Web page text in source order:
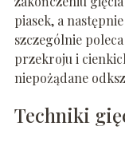
piasek, a
szczególnie
przekroju i
niepożądane
Techniki